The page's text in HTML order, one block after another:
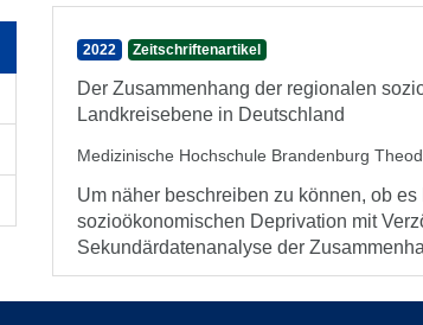
2022 Zeitschriftenartikel
Der Zusammenhang der regionalen
Landkreisebene in Deutschland
Medizinische Hochschule Brandenburg
Um näher beschreiben zu können, ob
sozioökonomischen Deprivation mit
Sekundärdatenanalyse der